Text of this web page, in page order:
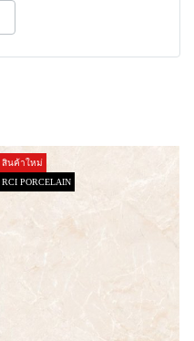
สินค้าใหม่
RCI PORCELAIN